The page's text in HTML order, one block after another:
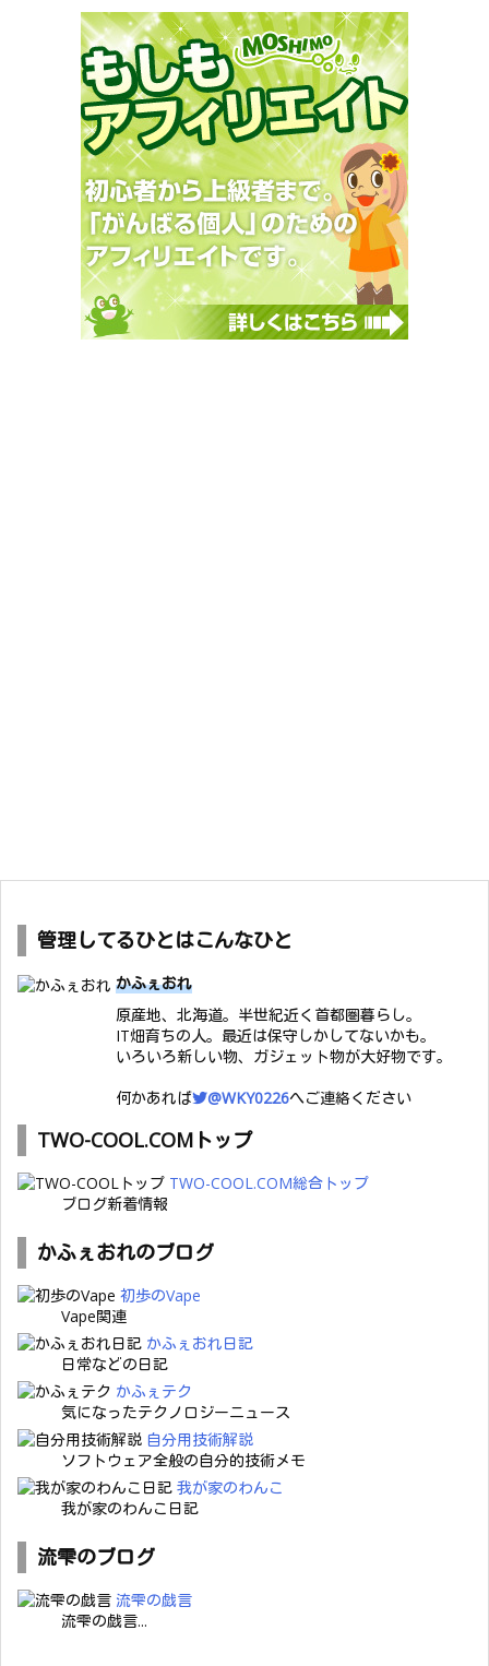
管理してるひとはこんなひと
かふぇおれ
原産地、北海道。半世紀近く首都圏暮らし。
IT畑育ちの人。最近は保守しかしてないかも。
いろいろ新しい物、ガジェット物が大好物です。
何かあれば
@WKY0226へご連絡ください
TWO-COOL.COMトップ
TWO-COOL.COM総合トップ
ブログ新着情報
かふぇおれのブログ
初歩のVape
Vape関連
かふぇおれ日記
日常などの日記
かふぇテク
気になったテクノロジーニュース
自分用技術解説
ソフトウェア全般の自分的技術メモ
我が家のわんこ
我が家のわんこ日記
流雫のブログ
流雫の戯言
流雫の戯言...